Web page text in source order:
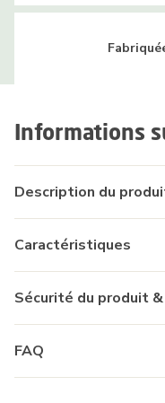
Informations
Description du
Caractéristiques
Sécurité du produit
FAQ